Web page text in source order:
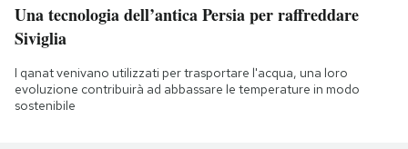
Una tecnologia dell’antica Persia per raffreddare
Siviglia
I qanat venivano utilizzati per trasportare l'acqua, una loro
evoluzione contribuirà ad abbassare le temperature in modo
sostenibile